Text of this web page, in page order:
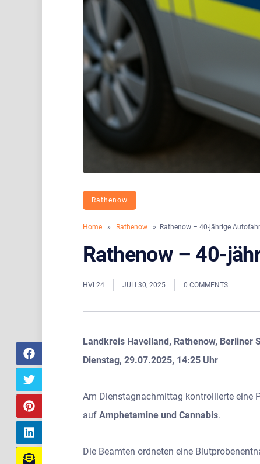
Rathenow
Home » Rathenow » Rathenow – 40-jährige
Rathenow – 40-
HVL24 JULI 30, 2025 0 COMMENTS
Landkreis Havelland, Rathenow, Berliner
Dienstag, 29.07.2025, 14:25 Uhr
Am Dienstagnachmittag kontrollierte eine
auf Amphetamine und Cannabis.
Die Beamten ordneten eine